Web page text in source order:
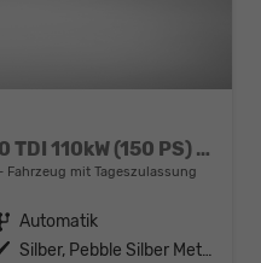
Selection (Selection) 2.0 TDI 110kW (150 PS) 7-Gang DSG
Fahrzeug mit Tageszulassung
Getriebe Automatik
Außenfarbe
Silber, Pebble Silber Metallic (F0)